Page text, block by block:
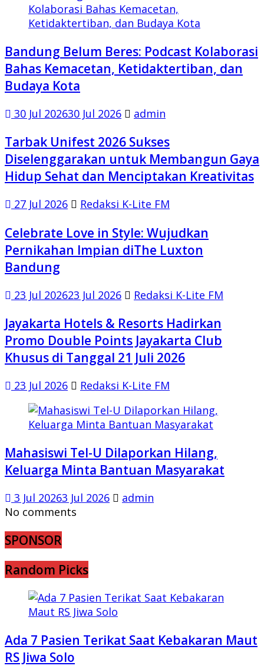
Bandung Belum Beres: Podcast Kolaborasi
Bahas Kemacetan, Ketidaktertiban, dan
Budaya Kota
30 Jul 202630 Jul 2026 admin
Tarbak Unifest 2026 Sukses
Diselenggarakan untuk Membangun Gaya
Hidup Sehat dan Menciptakan Kreativitas
27 Jul 2026 Redaksi K-Lite FM
Celebrate Love in Style: Wujudkan
Pernikahan Impian diThe Luxton
Bandung
23 Jul 202623 Jul 2026 Redaksi K-Lite FM
Jayakarta Hotels & Resorts Hadirkan
Promo Double Points Jayakarta Club
Khusus di Tanggal 21 Juli 2026
23 Jul 2026 Redaksi K-Lite FM
Mahasiswi Tel-U Dilaporkan Hilang,
Keluarga Minta Bantuan Masyarakat
3 Jul 20263 Jul 2026
admin
No comments
SPONSOR
Random Picks
Ada 7 Pasien Terikat Saat Kebakaran Maut
RS Jiwa Solo